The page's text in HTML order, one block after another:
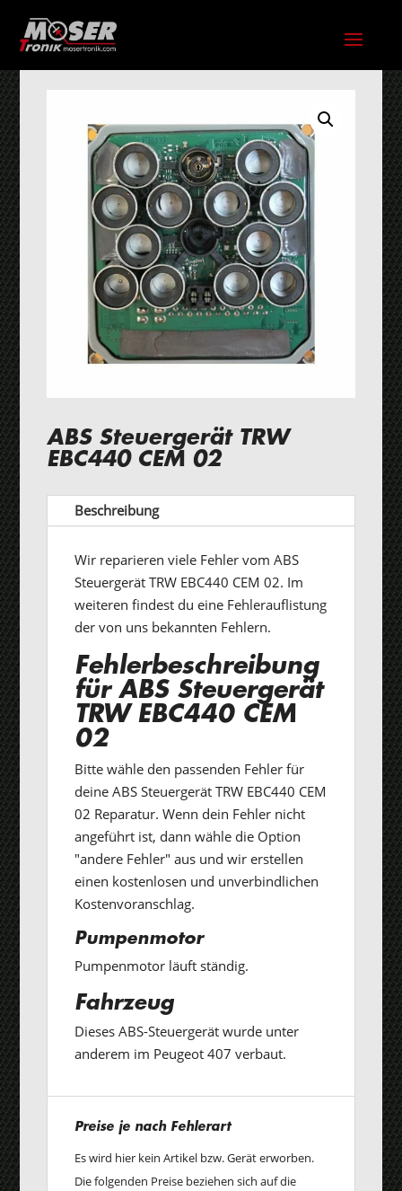
ABS Steuergerät TRW
EBC440 CEM 02
Beschreibung
Wir reparieren viele Fehler vom ABS
Steuergerät TRW EBC440 CEM 02. Im
weiteren findest du eine Fehlerauflistung
der von uns bekannten Fehlern.
Fehlerbeschreibung
für ABS Steuergerät
TRW EBC440 CEM
02
Bitte wähle den passenden Fehler für
deine ABS Steuergerät TRW EBC440 CEM
02 Reparatur. Wenn dein Fehler nicht
angeführt ist, dann wähle die Option
"andere Fehler" aus und wir erstellen
einen kostenlosen und unverbindlichen
Kostenvoranschlag.
Pumpenmotor
Pumpenmotor läuft ständig.
Fahrzeug
Dieses ABS-Steuergerät wurde unter
anderem im Peugeot 407 verbaut.
Preise je nach Fehlerart
Es wird hier kein Artikel bzw. Gerät erworben.
Die folgenden Preise beziehen sich auf die